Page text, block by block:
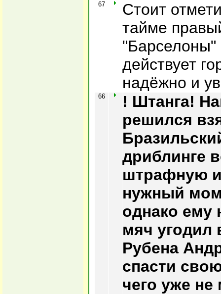
67
Стоит
тайме
действует
надёжно и
66
! Штанга!
решился
дриблинге
штрафную
нужный
однако ему
мяч угодил
Рубена
спасти
чего уже не